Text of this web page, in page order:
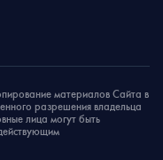
материалов Сайта в
разрешения владельца
лица могут быть